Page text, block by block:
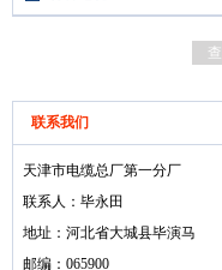
联系我们
天津市电缆总厂第一分厂
联系人：毕永田
地址：河北省大城县毕演马
邮编：065900